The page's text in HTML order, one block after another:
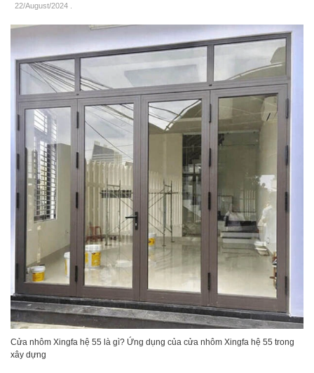
22/August/2024
Cửa nhôm Xingfa hệ 55 là gì? Ứng dụng của cửa nhôm Xingfa hệ 55 trong
xây dựng